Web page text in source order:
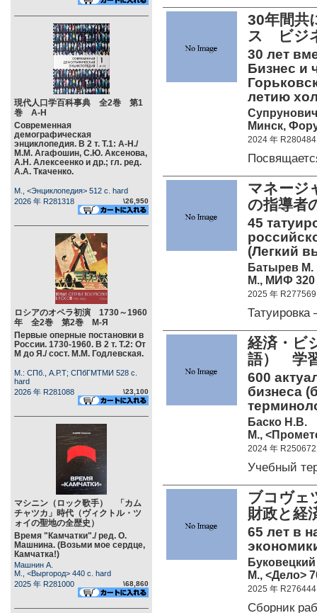
現代人口学百科事典 全2巻 第1
巻 А-Н
Современная
демографическая
энциклопедия. В 2 т. Т.1: А-Н./
М.М. Агафошин, С.Ю. Аксенова,
А.Н. Алексеенко и др.; гл. ред.
А.А. Ткаченко.
М., <Энциклопедия> 512 c. hard
2026 年 R281318
\26,950
ロシアのオペラ初演 1730～1960
年 全2巻 第2巻 М-Я
Первые оперные постановки в
России. 1730-1960. В 2 т. Т.2: От
М до Я./ сост. М.М. Годлевская.
М.: СПб., А.Р.Т; СПбГМТМИ 528 c.
hard
2026 年 R281088
\23,100
マシニン（ロック歌手） 「カム
チャツカ」時代（ヴィクトル・ツ
ォイの聖地の全歴史）
Время "Камчатки"./ ред. О.
Машнина. (Возьми мое сердце,
Камчатка!)
Машнин А.
М., <Выргород> 440 c. hard
2025 年 R281000
\68,860
30年間
ス ビジ
30 лет
Бизнес и
летию
Минск,
2024 年 R280484
マネージ
の指導者
45
(Легкий
Батырев М.
М., МИФ 320
2025 年 R277569
経済・ビ
語） 学
600
бизнеса
Баско Н.В.
М.,
2024 年 R250672
Учебный
ブコヴ
財政と経
65 лет в
М., <Дело>
2025 年 R276444
Сборник